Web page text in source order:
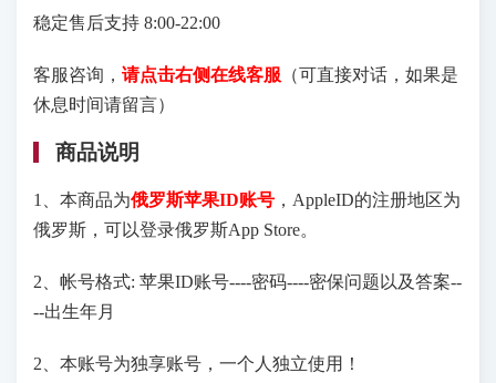
稳定售后支持 8:00-22:00
客服咨询， 请点击右侧在线客服 （可直接对话，如果是
休息时间请留言）
商品说明
1、本商品为俄罗斯苹果ID账号 ，AppleID的注册地区为
俄罗斯，可以登录俄罗斯App Store。
2、帐号格式: 苹果ID账号----密码----密保问题以及答案--
--出生年月
2、本账号为独享账号，一个人独立使用！